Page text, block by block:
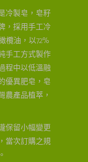
冷製皂，皂籽
，採用手工冷
欖油，以72%
手工方式製作
程中以低溫融
優異肥皂，皂
農產品植萃，
保留小幅變更
當次訂購之規